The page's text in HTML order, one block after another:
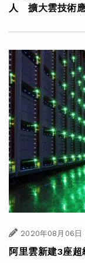
人 擴大雲技術
2020年08月06日
阿里雲新建3座